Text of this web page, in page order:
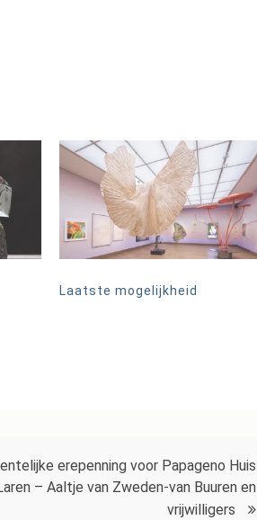
Laatste mogelijkheid
erepenning voor Papageno Huis
– Aaltje van Zweden-van Buuren en
vrijwilligers